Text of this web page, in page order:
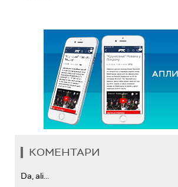
КОМЕНТАРИ
Da, ali...